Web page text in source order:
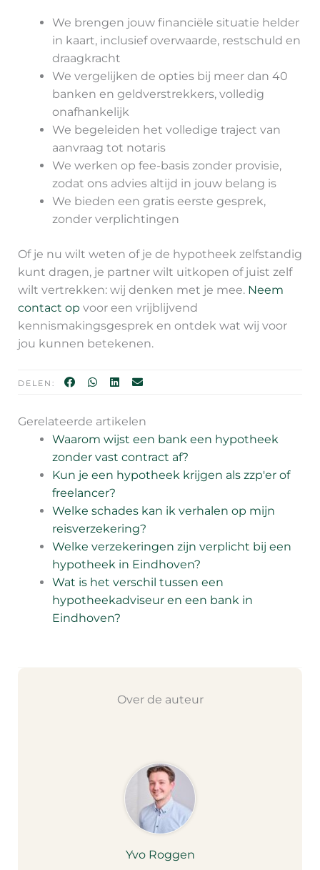
We brengen jouw financiële situatie helder
in kaart, inclusief overwaarde, restschuld en
draagkracht
We vergelijken de opties bij meer dan 40
banken en geldverstrekkers, volledig
onafhankelijk
We begeleiden het volledige traject van
aanvraag tot notaris
We werken op fee-basis zonder provisie,
zodat ons advies altijd in jouw belang is
We bieden een gratis eerste gesprek,
zonder verplichtingen
Of je nu wilt weten of je de hypotheek zelfstandig
kunt dragen, je partner wilt uitkopen of juist zelf
wilt vertrekken: wij denken met je mee. Neem
contact op voor een vrijblijvend
kennismakingsgesprek en ontdek wat wij voor
jou kunnen betekenen.
DELEN:
Gerelateerde artikelen
Waarom wijst een bank een hypotheek
zonder vast contract af?
Kun je een hypotheek krijgen als zzp'er of
freelancer?
Welke schades kan ik verhalen op mijn
reisverzekering?
Welke verzekeringen zijn verplicht bij een
hypotheek in Eindhoven?
Wat is het verschil tussen een
hypotheekadviseur en een bank in
Eindhoven?
Over de auteur
Yvo Roggen